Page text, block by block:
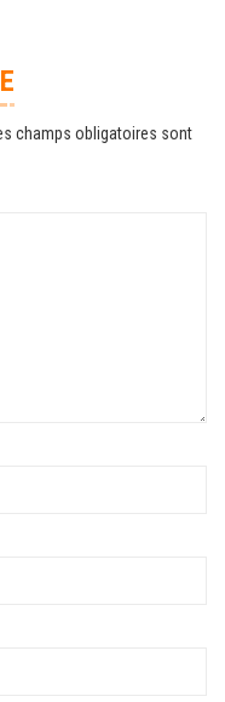
champs obligatoires sont